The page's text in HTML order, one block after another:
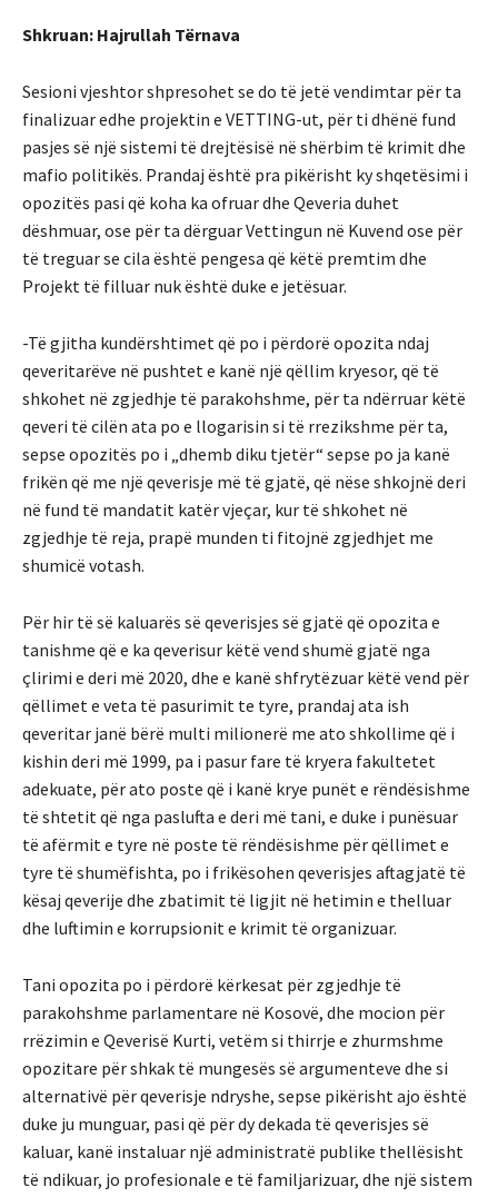
Shkruan: Hajrullah Tërnava
Sesioni vjeshtor shpresohet se do të jetë vendimtar për ta
finalizuar edhe projektin e VETTING-ut, për ti dhënë fund
pasjes së një sistemi të drejtësisë në shërbim të krimit dhe
mafio politikës. Prandaj është pra pikërisht ky shqetësimi i
opozitës pasi që koha ka ofruar dhe Qeveria duhet
dëshmuar, ose për ta dërguar Vettingun në Kuvend ose për
të treguar se cila është pengesa që këtë premtim dhe
Projekt të filluar nuk është duke e jetësuar.
-Të gjitha kundërshtimet që po i përdorë opozita ndaj
qeveritarëve në pushtet e kanë një qëllim kryesor, që të
shkohet në zgjedhje të parakohshme, për ta ndërruar këtë
qeveri të cilën ata po e llogarisin si të rrezikshme për ta,
sepse opozitës po i „dhemb diku tjetër“ sepse po ja kanë
frikën që me një qeverisje më të gjatë, që nëse shkojnë deri
në fund të mandatit katër vjeçar, kur të shkohet në
zgjedhje të reja, prapë munden ti fitojnë zgjedhjet me
shumicë votash.
Për hir të së kaluarës së qeverisjes së gjatë që opozita e
tanishme që e ka qeverisur këtë vend shumë gjatë nga
çlirimi e deri më 2020, dhe e kanë shfrytëzuar këtë vend për
qëllimet e veta të pasurimit te tyre, prandaj ata ish
qeveritar janë bërë multi milionerë me ato shkollime që i
kishin deri më 1999, pa i pasur fare të kryera fakultetet
adekuate, për ato poste që i kanë krye punët e rëndësishme
të shtetit që nga paslufta e deri më tani, e duke i punësuar
të afërmit e tyre në poste të rëndësishme për qëllimet e
tyre të shumëfishta, po i frikësohen qeverisjes aftagjatë të
kësaj qeverije dhe zbatimit të ligjit në hetimin e thelluar
dhe luftimin e korrupsionit e krimit të organizuar.
Tani opozita po i përdorë kërkesat për zgjedhje të
parakohshme parlamentare në Kosovë, dhe mocion për
rrëzimin e Qeverisë Kurti, vetëm si thirrje e zhurmshme
opozitare për shkak të mungesës së argumenteve dhe si
alternativë për qeverisje ndryshe, sepse pikërisht ajo është
duke ju munguar, pasi që për dy dekada të qeverisjes së
kaluar, kanë instaluar një administratë publike thellësisht
të ndikuar, jo profesionale e të familjarizuar, dhe një sistem